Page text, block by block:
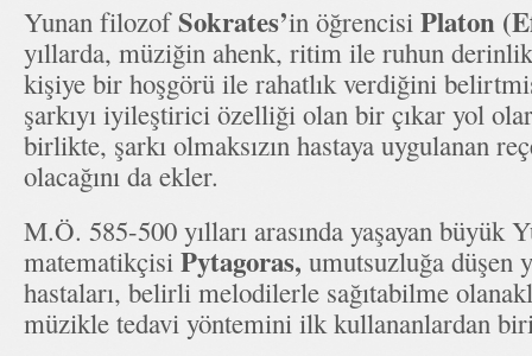
Yunan filozofSokrates’in öğrencisi Platon
yıllarda, müziğin ahenk, ritim ile ruhun
kişiye bir hoşgörü ile rahatlık verdiğini
şarkıyı iyileştirici özelliği olan bir çıkar yol
birlikte, şarkı olmaksızın hastaya uygulanan
olacağını da ekler.
M.Ö. 585-500 yılları arasında yaşayan büyük
matematikçisi Pytagoras, umutsuzluğa düşen
hastaları, belirli melodilerle sağıtabilme
müzikle tedavi yöntemini ilk kullananlardan